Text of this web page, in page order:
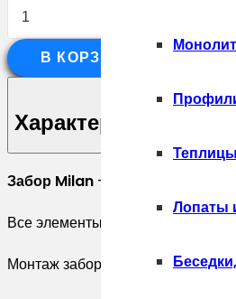
Теплицы
Лопаты
Количество
товара
Стойка
Milan,Tokyo
PE
5005
В КОРЗИНУ
Характеристики
Забор Milan — классическое
Все элементы выполнены из
Монтаж забора может